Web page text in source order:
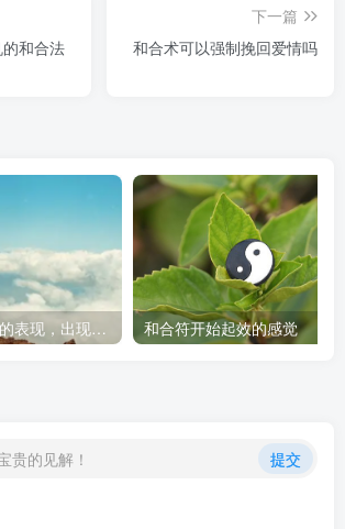
和合法
下一篇
和合术可以强制挽回爱情吗
和合法事起效果的表现，出现这些就要留意了 和合符开始起效的感觉
贵的见解！ 提交